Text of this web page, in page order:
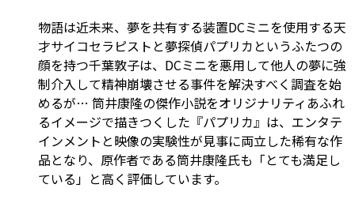
物語は近未来、夢を共有する装置DCミニを使用する天
才サイコセラピストと夢探偵パプリカというふたつの
顔を持つ千葉敦子は、DCミニを悪用して他人の夢に強
制介入して精神崩壊させる事件を解決すべく調査を始
めるが… 筒井康隆の傑作小説をオリジナリティあふれ
るイメージで描きつくした『パプリカ』は、エンタテ
インメントと映像の実験性が見事に両立した稀有な作
品となり、原作者である筒井康隆氏も「とても満足し
ている」と高く評価しています。